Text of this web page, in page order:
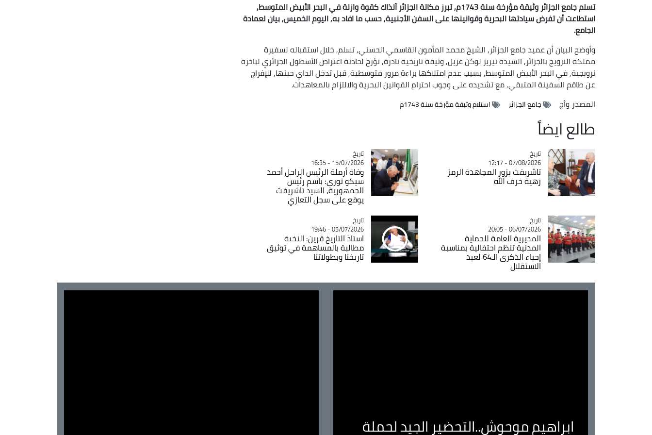
تسلم جامع الجزائر وثيقة مؤرخة سنة 1743م, تبرز مكانة الجزائر آنذاك كقوة وازنة في البحر الأبيض المتوسط,
استطاعت أن تفرض سيادتها البحرية وقوانينها على السفن الأجنبية, حسب ما افاد به, اليوم الخميس, بيان لعمادة
الجامع.
وأوضح البيان أن عميد جامع الجزائر, الشيخ محمد المأمون القاسمي الحسني, تسلم, خلال استقباله لسفيرة
مملكة النرويج بالجزائر, السيدة تيريز لوكن غزيل, وثيقة تاريخية نادرة, تؤرخ لحادثة اعتراض الأسطول الجزائري لباخرة
نرويجية, في البحر الأبيض المتوسط, بسبب عدم امتلاكها براءة مرور متوسطية, قبل تدخل الداي حينها, للإفراج
عن طاقم السفينة المتبقي, مع تشديده على وجوب احترام القوانين البحرية والالتزام بالمعاهدات.
المصدر وأج جامع الجزائر استلام وثيقة مؤرخة سنة 1743م
طالع ايضاً
Catégorie
تاريخ
07/08/2026 - 12:17
تاشريفت يزور المجاهدة الرمز
زهية خرف الله
Catégorie
تاريخ
15/07/2026 - 16:35
وفاة أرملة الرئيس الراحل أحمد
سيكو توري: باسم رئيس
الجمهورية، السيد تاشريفت
يوقع على سجل التعازي
Catégorie
تاريخ
06/07/2026 - 20:05
المديرية العامة للحماية
المدنية تنظم احتفالية بمناسبة
إحياء الذكرى الـ64 لعيد
الاستقلال
Catégorie
تاريخ
05/07/2026 - 19:46
استاذ التاريخ قرين: النخبة
مطالبة بالمساهمة في توثيق
تاريخنا وبطولاتنا
ابراهيم موحوش..التحضير الجيد لحملة